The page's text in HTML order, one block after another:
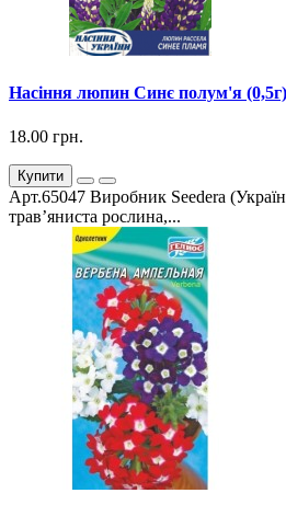
Насіння люпин Синє полум'я (0,5г)
18.00 грн.
Купити
Арт.65047 Виробник Seedera
трав’яниста рослина,...